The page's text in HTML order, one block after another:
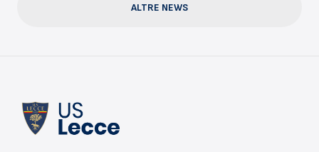
ALTRE NEWS